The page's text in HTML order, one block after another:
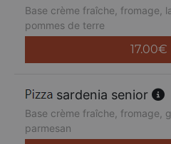
Base crème fraîche, fromage,
pommes de terre
17.00€
sardenia senior
Base crème fraîche, fromage,
parmesan